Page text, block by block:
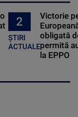
2
ȘTIRI
ACTUALE
Victorie
obligată
permită
la EPPO